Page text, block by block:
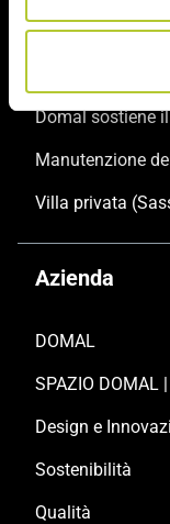
Villa privata
Azienda
DOMAL
SPAZIO DOMAL
Design e
Sostenibilità
Qualità